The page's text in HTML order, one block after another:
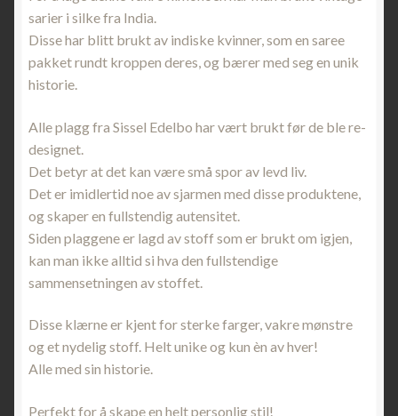
sarier i silke fra India.
Disse har blitt brukt av indiske kvinner, som en saree
pakket rundt kroppen deres, og bærer med seg en unik
historie.
Alle plagg fra Sissel Edelbo har vært brukt før de ble re-
designet.
Det betyr at det kan være små spor av levd liv.
Det er imidlertid noe av sjarmen med disse produktene,
og skaper en fullstendig autensitet.
Siden plaggene er lagd av stoff som er brukt om igjen,
kan man ikke alltid si hva den fullstendige
sammensetningen av stoffet.
Disse klærne er kjent for sterke farger, vakre mønstre
og et nydelig stoff. Helt unike og kun èn av hver!
Alle med sin historie.
Perfekt for å skape en helt personlig stil!